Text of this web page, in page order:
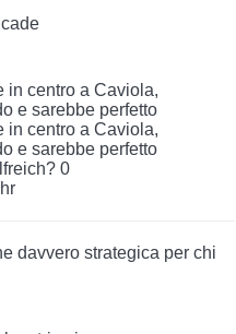
in centro a Caviola,
e sarebbe perfetto
in centro a Caviola,
e sarebbe perfetto
0
davvero strategica per chi